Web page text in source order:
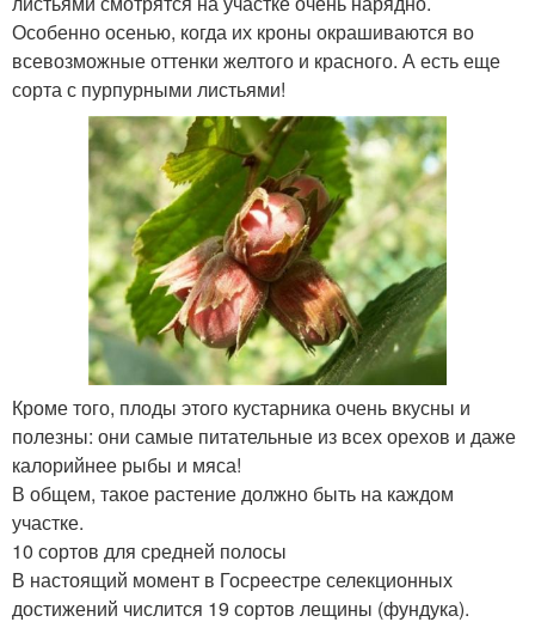
Особенно осенью, когда их кроны окрашиваются во
всевозможные оттенки желтого и красного. А есть еще
сорта с пурпурными листьями!
Кроме того, плоды этого кустарника очень вкусны и
полезны: они самые питательные из всех орехов и даже
калорийнее рыбы и мяса!
В общем, такое растение должно быть на каждом
участке.
10 сортов для средней полосы
В настоящий момент в Госреестре селекционных
достижений числится 19 сортов лещины (фундука).